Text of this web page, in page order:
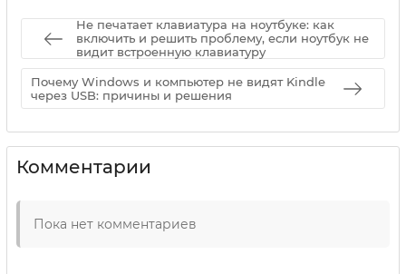
Не печатает клавиатура на ноутбуке: как
включить и решить проблему, если ноутбук не
видит встроенную клавиатуру
Почему Windows и компьютер не видят Kindle
через USB: причины и решения
Комментарии
Пока нет комментариев